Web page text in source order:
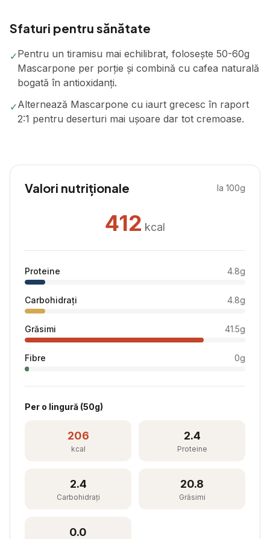
Sfaturi pentru sănătate
✓Pentru un tiramisu mai echilibrat, folosește 50-60g
Mascarpone per porție și combină cu cafea naturală
bogată în antioxidanți.
✓Alternează Mascarpone cu iaurt grecesc în raport
2:1 pentru deserturi mai ușoare dar tot cremoase.
Valori nutriționale la 100g
412 kcal
Proteine 4.8g
Carbohidrați 4.8g
Grăsimi 41.5g
Fibre 0g
Per o lingură (50g)
206
kcal
2.4
Proteine
2.4
Carbohidrați
20.8
Grăsimi
0.0